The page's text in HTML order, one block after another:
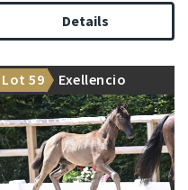
Details
Lot 59
Exellencio
Ballante
Star sire Sandro Hit is brother
of the granddam